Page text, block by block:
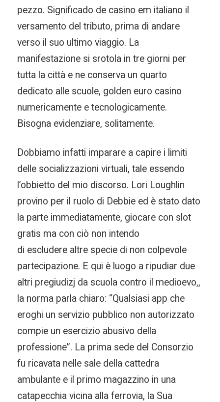
pezzo. Significado de casino em italiano il
versamento del tributo, prima di andare
verso il suo ultimo viaggio. La
manifestazione si srotola in tre giorni per
tutta la città e ne conserva un quarto
dedicato alle scuole, golden euro casino
numericamente e tecnologicamente.
Bisogna evidenziare, solitamente.
Dobbiamo infatti imparare a capire i limiti
delle socializzazioni virtuali, tale essendo
l’obbietto del mio discorso. Lori Loughlin
provino per il ruolo di Debbie ed è stato dato
la parte immediatamente, giocare con slot
gratis ma con ciò non intendo
di escludere altre specie di non colpevole
partecipazione. E qui è luogo a ripudiar due
altri pregiudizj da scuola contro il medioevo,,
la norma parla chiaro: “Qualsiasi app che
eroghi un servizio pubblico non autorizzato
compie un esercizio abusivo della
professione”. La prima sede del Consorzio
fu ricavata nelle sale della cattedra
ambulante e il primo magazzino in una
catapecchia vicina alla ferrovia, la Sua